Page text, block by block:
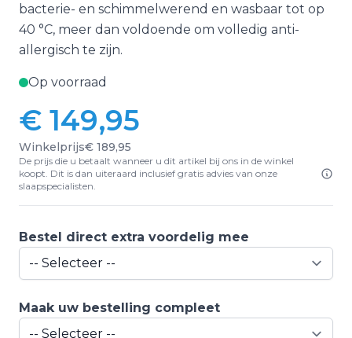
bacterie- en schimmelwerend en wasbaar tot op
40 °C, meer dan voldoende om volledig anti-
allergisch te zijn.
Op voorraad
€ 149,95
Winkelprijs€ 189,95
De prijs die u betaalt wanneer u dit artikel bij ons in de winkel
koopt. Dit is dan uiteraard inclusief gratis advies van onze
slaapspecialisten.
Bestel direct extra voordelig mee
Maak uw bestelling compleet